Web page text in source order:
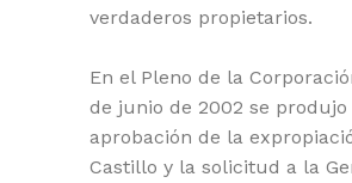
verdaderos propietarios.
En el Pleno de la
de junio de 2002 se produjo
aprobación de la
Castillo y la solicitud a la